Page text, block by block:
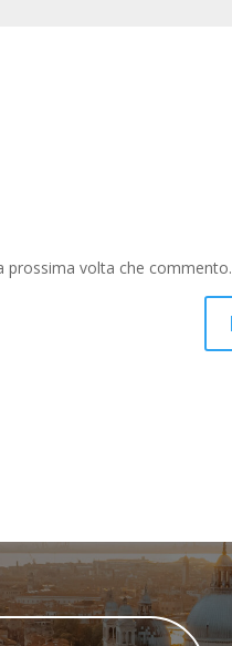
prossima volta che commento.